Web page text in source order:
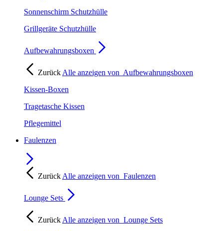
Sonnenschirm Schutzhülle
Grillgeräte Schutzhülle
Aufbewahrungsboxen
Zurück Alle anzeigen von Aufbewahrungsboxen
Kissen-Boxen
Tragetasche Kissen
Pflegemittel
Faulenzen
Zurück Alle anzeigen von Faulenzen
Lounge Sets
Zurück Alle anzeigen von Lounge Sets